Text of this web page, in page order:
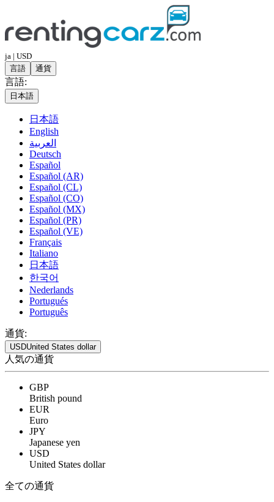
ja | USD
言語
通貨
言語:
日本語
日本語
English
العربية
Deutsch
Español
Español (AR)
Español (CL)
Español (CO)
Español (MX)
Español (PR)
Español (VE)
Français
Italiano
日本語
한국어
Nederlands
Portugués
Português
通貨:
USDUnited States dollar
人気の通貨
GBP
British pound
EUR
Euro
JPY
Japanese yen
USD
United States dollar
全ての通貨